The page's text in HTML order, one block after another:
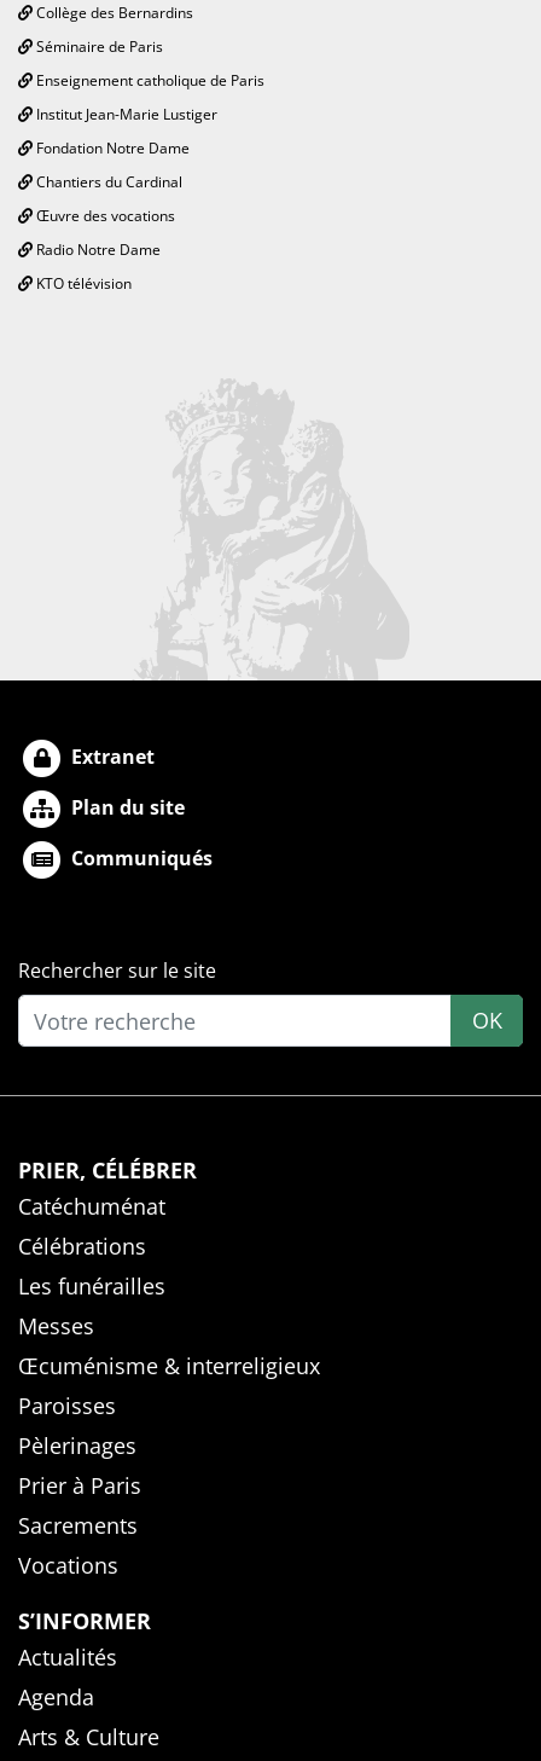
Collège des Bernardins
Séminaire de Paris
Enseignement catholique de Paris
Institut Jean-Marie Lustiger
Fondation Notre Dame
Chantiers du Cardinal
Œuvre des vocations
Radio Notre Dame
KTO télévision
Extranet
Plan du site
Communiqués
Rechercher sur le site
OK
PRIER, CÉLÉBRER
Catéchuménat
Célébrations
Les funérailles
Messes
Œcuménisme & interreligieux
Paroisses
Pèlerinages
Prier à Paris
Sacrements
Vocations
S’INFORMER
Actualités
Agenda
Arts & Culture